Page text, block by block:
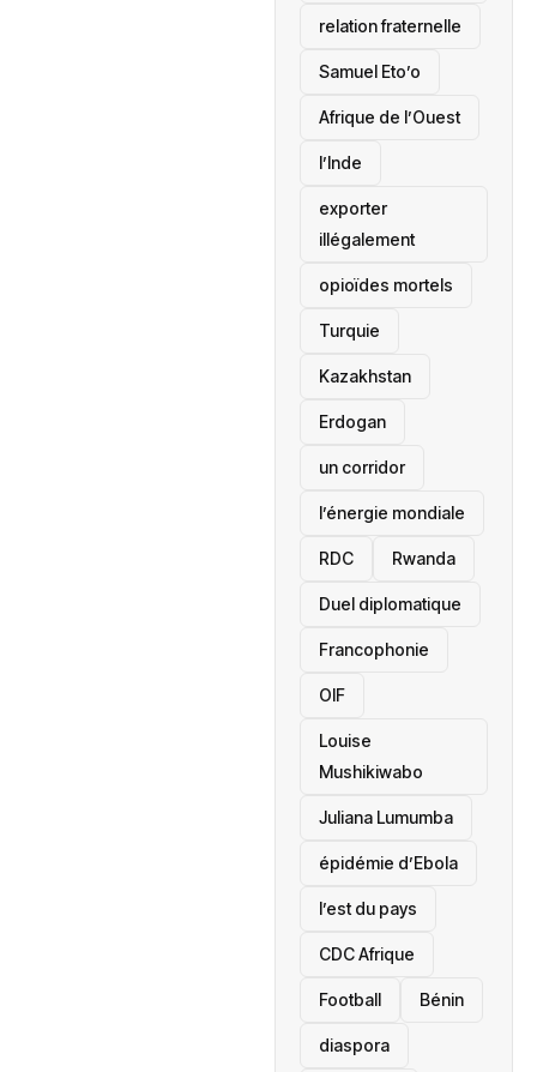
relation fraternelle
Samuel Eto’o
Afrique de l’Ouest
l’Inde
exporter
illégalement
opioïdes mortels
‎Turquie
Kazakhstan
Erdogan
un corridor
l’énergie mondiale
RDC Rwanda
Duel diplomatique
Francophonie
OIF
Louise
Mushikiwabo
Juliana Lumumba
épidémie d’Ebola
l’est du pays
CDC Afrique
Football Bénin
diaspora